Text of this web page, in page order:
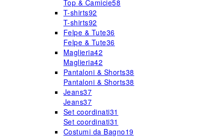
Top & Camicie58
T-shirts92
T-shirts92
Felpe & Tute36
Felpe & Tute36
Maglieria42
Maglieria42
Pantaloni & Shorts38
Pantaloni & Shorts38
Jeans37
Jeans37
Set coordinati31
Set coordinati31
Costumi da Bagno19